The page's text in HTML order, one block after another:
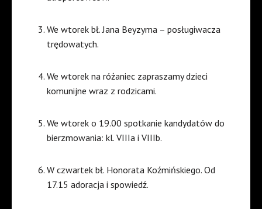
We wtorek bł. Jana Beyzyma – posługiwacza
trędowatych.
We wtorek na różaniec zapraszamy dzieci
komunijne wraz z rodzicami.
We wtorek o 19.00 spotkanie kandydatów do
bierzmowania: kl. VIIIa i VIIIb.
W czwartek bł. Honorata Koźmińskiego. Od
17.15 adoracja i spowiedź.